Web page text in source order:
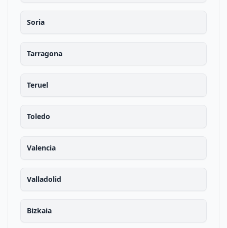
Soria
Tarragona
Teruel
Toledo
Valencia
Valladolid
Bizkaia